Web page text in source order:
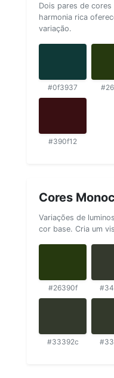
Dois pares de
harmonia rica
variação.
#0f3937
#390f12
Cores
Variações de
cor base. Cria um
#26390f
#33392c